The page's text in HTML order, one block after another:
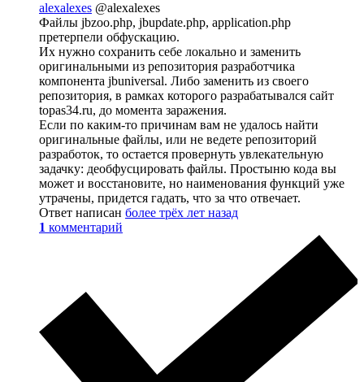
alexalexes @alexalexes
Файлы jbzoo.php, jbupdate.php, application.php
претерпели обфускацию.
Их нужно сохранить себе локально и заменить
оригинальными из репозитория разработчика
компонента jbuniversal. Либо заменить из своего
репозитория, в рамках которого разрабатывался сайт
topas34.ru, до момента заражения.
Если по каким-то причинам вам не удалось найти
оригинальные файлы, или не ведете репозиторий
разработок, то остается провернуть увлекательную
задачку: деобфусцировать файлы. Простыню кода вы
может и восстановите, но наименования функций уже
утрачены, придется гадать, что за что отвечает.
Ответ написан более трёх лет назад
1 комментарий